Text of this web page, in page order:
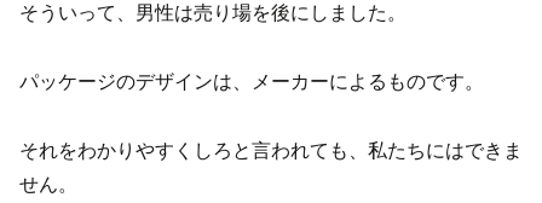
そういって、男性は売り場を後にしました。
パッケージのデザインは、メーカーによるものです。
それをわかりやすくしろと言われても、私たちにはできま
せん。